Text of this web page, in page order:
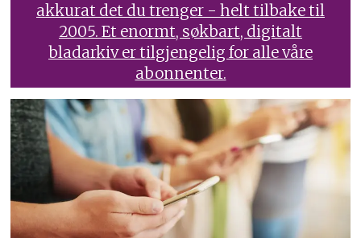
akkurat det du trenger - helt tilbake til
2005. Et enormt, søkbart, digitalt
bladarkiv er tilgjengelig for alle våre
abonnenter.